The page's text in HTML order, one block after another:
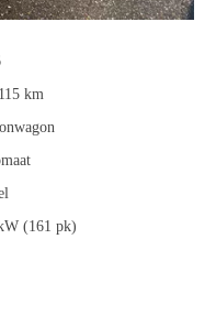
km
(161 pk)